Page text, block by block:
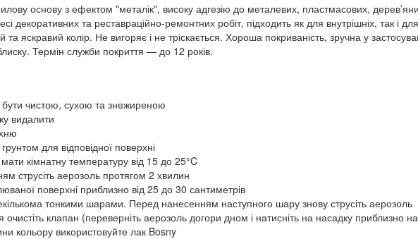
основу з ефектом "металік", високу адгезію до металевих, пластмасових,
декоративних та реставраційно-ремонтних робіт, підходить як для внутрішніх, так і
яскравий колір. Не вигоряє і не тріскається. Хороша покриваність, зручна у
Термін служби покриття — до 12 років.
чистою, сухою та знежиреною
видалити
для відповідної поверхні
кімнатну температуру від 15 до 25°C
струсіть аерозоль протягом 2 хвилин
поверхні приблизно від 25 до 30 сантиметрів
тонкими шарами. Перед нанесенням наступного шару знову струсіть аерозоль
очистіть клапан (переверніть аерозоль догори дном і натисніть на насадку приблизно
кольору використовуйте лак Bosny